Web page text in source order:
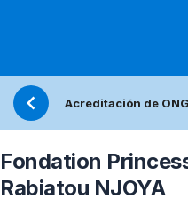
Acreditación de ONG
Fondation
Rabiatou NJOYA